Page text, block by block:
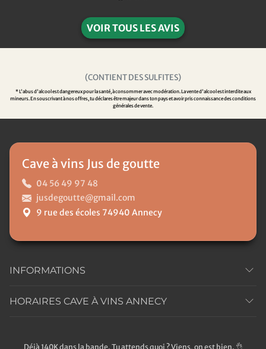
VOIR TOUS LES AVIS
(CONTIENT DES SULFITES)
* L'abus d'alcool est dangereux pour la santé, à consommer avec modération. La vente d'alcool est interdite aux
mineurs. En souscrivant à nos offres, tu déclares être majeur dans ton pays et avoir pris connaissance des conditions
générales de vente.
Cave à vins Jus de goutte
04 56 49 97 48
jusdegoutte@gmail.com
9 rue des écoles 74940 Annecy
INFORMATIONS
HORAIRES CAVE À VINS ANNECY
Déjà 140K dans la bande. Tu attends quoi ? Viens, on est bien. 👌